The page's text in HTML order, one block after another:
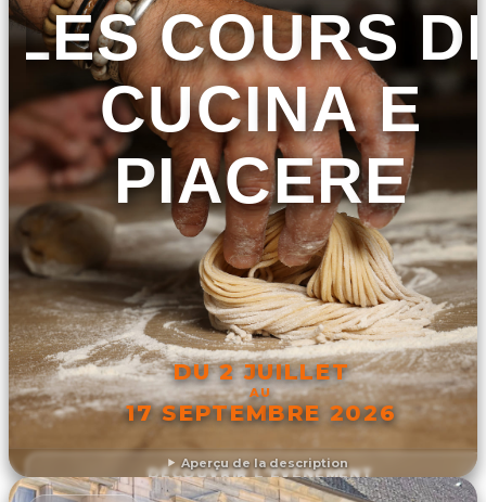
Aperçu de la description
LES COURS
CUCINA E
PIACERE
DU 2 JUILLET
AU
17 SEPTEMBRE 2026
DÉCOUVRIR L'ÉVÉNEMENT